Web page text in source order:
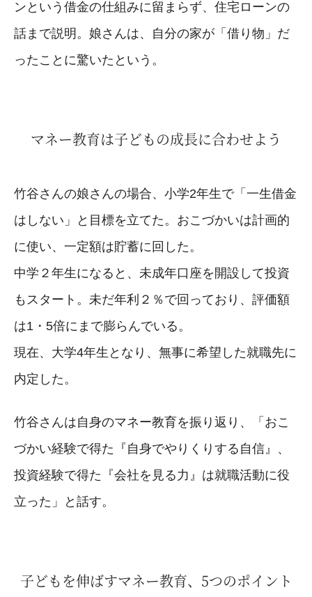
ンという借金の仕組みに留まらず、住宅ローンの
話まで説明。娘さんは、自分の家が「借り物」だ
ったことに驚いたという。
マネー教育は子どもの成長に合わせよう
竹谷さんの娘さんの場合、小学2年生で「一生借金
はしない」と目標を立てた。おこづかいは計画的
に使い、一定額は貯蓄に回した。
中学２年生になると、未成年口座を開設して投資
もスタート。未だ年利２％で回っており、評価額
は1・5倍にまで膨らんでいる。
現在、大学4年生となり、無事に希望した就職先に
内定した。
竹谷さんは自身のマネー教育を振り返り、「おこ
づかい経験で得た『自身でやりくりする自信』、
投資経験で得た『会社を見る力』は就職活動に役
立った」と話す。
子どもを伸ばすマネー教育、5つのポイント